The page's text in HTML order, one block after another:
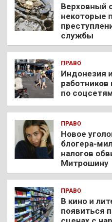
Верховный
некоторые
службы
ПРАВО
Индонезия
работников
по
ПРАВО
Новое
блогера-
налогов
Митрошину
ПРАВО
В кино и
появиться